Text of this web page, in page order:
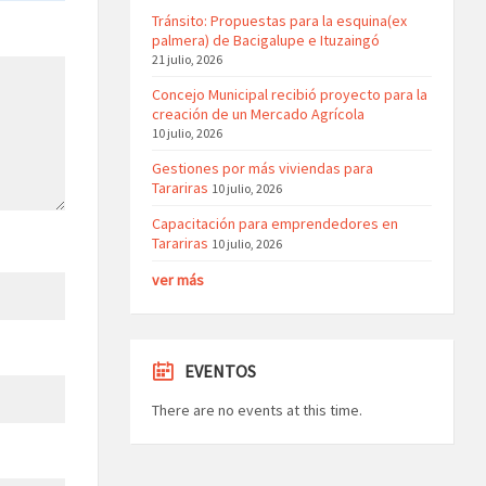
Tránsito: Propuestas para la esquina(ex
palmera) de Bacigalupe e Ituzaingó
21 julio, 2026
Concejo Municipal recibió proyecto para la
creación de un Mercado Agrícola
10 julio, 2026
Gestiones por más viviendas para
Tarariras 10 julio, 2026
Capacitación para emprendedores en
Tarariras 10 julio, 2026
ver más
EVENTOS
There are no events at this time.